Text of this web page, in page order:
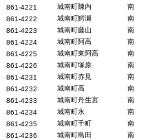
861-4221
城南町陳内 南
861-4222
城南町鰐瀬 南
861-4223
城南町藤山 南
861-4224
城南町阿高 南
861-4225
城南町東阿高 南
861-4226
城南町塚原 南
861-4231
城南町赤見 南
861-4232
城南町高 南
861-4233
城南町丹生宮 南
861-4234
城南町永 南
861-4235
城南町千町 南
861-4236
城南町島田 南